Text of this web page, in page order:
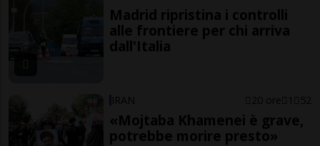
Madrid ripristina i controlli
alle frontiere per chi arriva
dall'Italia
IRAN 20 ore 1 52
«Mojtaba Khamenei è grave,
potrebbe morire presto»